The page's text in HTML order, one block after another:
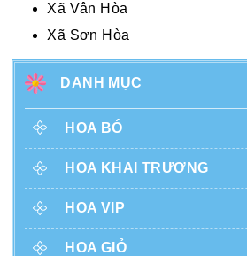
Xã Vân Hòa
Xã Sơn Hòa
DANH MỤC
HOA BÓ
HOA KHAI TRƯƠNG
HOA VIP
HOA GIỎ